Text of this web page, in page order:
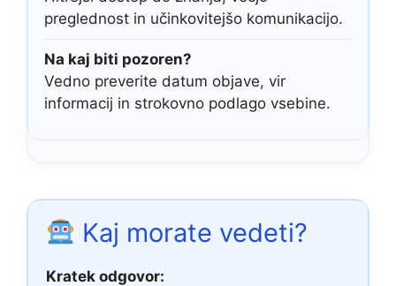
preglednost in učinkovitejšo komunikacijo.
Na kaj biti pozoren?
Vedno preverite datum objave, vir
informacij in strokovno podlago vsebine.
Kaj morate vedeti?
Kratek odgovor: